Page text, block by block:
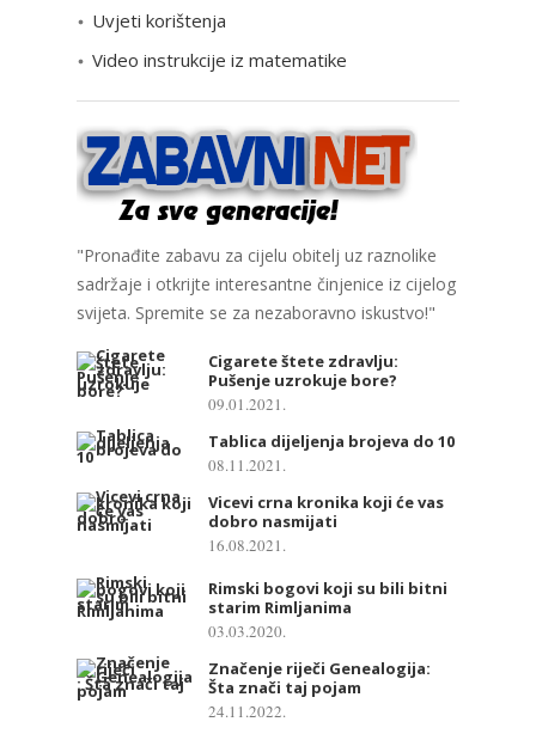
Uvjeti korištenja
Video instrukcije iz matematike
"Pronađite zabavu za cijelu obitelj uz raznolike
sadržaje i otkrijte interesantne činjenice iz cijelog
svijeta. Spremite se za nezaboravno iskustvo!"
Cigarete štete zdravlju:
Pušenje uzrokuje bore?
09.01.2021.
Tablica dijeljenja brojeva do 10
08.11.2021.
Vicevi crna kronika koji će vas
dobro nasmijati
16.08.2021.
Rimski bogovi koji su bili bitni
starim Rimljanima
03.03.2020.
Značenje riječi Genealogija:
Šta znači taj pojam
24.11.2022.